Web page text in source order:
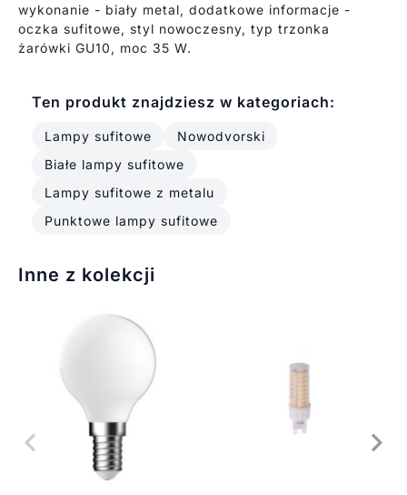
wykonanie - biały metal, dodatkowe informacje -
oczka sufitowe, styl nowoczesny, typ trzonka
żarówki GU10, moc 35 W.
Ten produkt znajdziesz w kategoriach:
Lampy sufitowe
Nowodvorski
Białe lampy sufitowe
Lampy sufitowe z metalu
Punktowe lampy sufitowe
Inne z kolekcji